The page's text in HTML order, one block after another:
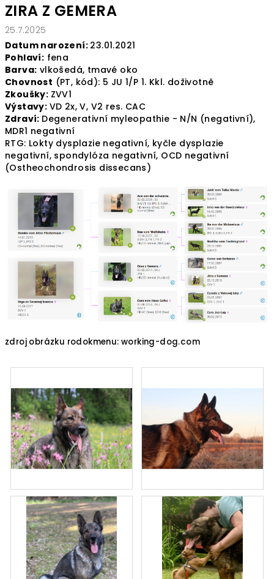
ZIRA Z GEMERA
25.7.2025
Datum narození: 23.01.2021
Pohlaví: fena
Barva: vlkošedá, tmavé oko
Chovnost (PT, kód): 5 JU 1/P 1. Kkl. doživotně
Zkoušky: ZVV1
Výstavy: VD 2x, V, V2 res. CAC
Zdraví: Degenerativní myleopathie - N/N (negativní),
MDR1 negativní
RTG: Lokty dysplazie negativní, kyčle dysplazie
negativní, spondylóza negativní, OCD negativní
(Ostheochondrosis dissecans)
zdroj obrázku rodokmenu: working-dog.com